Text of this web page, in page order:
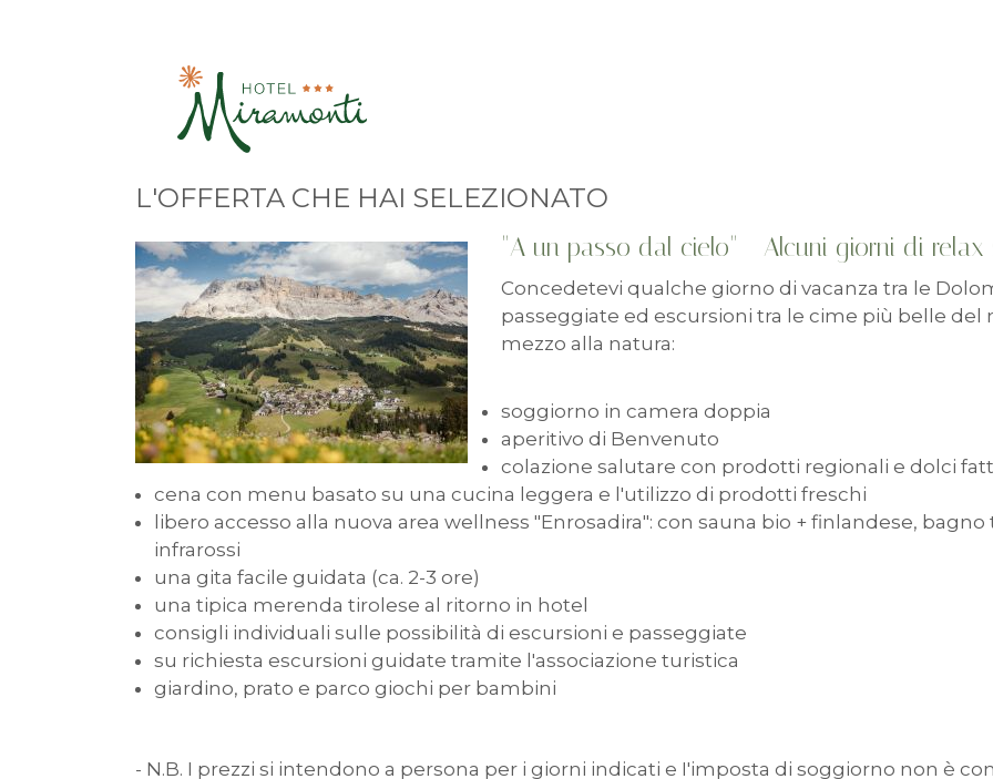
L'OFFERTA CHE HAI SELEZIONATO
"A un passo dal cielo" - Alcuni giorni di relax
Concedetevi qualche giorno di vacanza tra le
passeggiate ed escursioni tra le cime più belle del
mezzo alla natura:
soggiorno in camera doppia
aperitivo di Benvenuto
colazione salutare con prodotti regionali e dolci
cena con menu basato su una cucina leggera e l'utilizzo di prodotti freschi
libero accesso alla nuova area wellness "Enrosadira": con sauna bio + finlandese,
infrarossi
una gita facile guidata (ca. 2-3 ore)
una tipica merenda tirolese al ritorno in hotel
consigli individuali sulle possibilità di escursioni e passeggiate
su richiesta escursioni guidate tramite l'associazione turistica
giardino, prato e parco giochi per bambini
- N.B. I prezzi si intendono a persona per i giorni indicati e I'imposta di soggiorno non è